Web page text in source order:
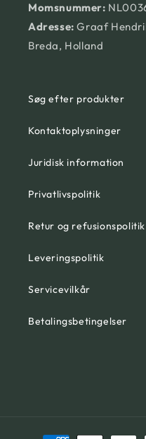
Momsnummer:
Adresse: Graaf
Breda, Holland
Søg efter produkter
Kontaktoplysninger
Juridisk information
Privatlivspolitik
Retur og refusionspolitik
Leveringspolitik
Servicevilkår
Betalingsbetingelser